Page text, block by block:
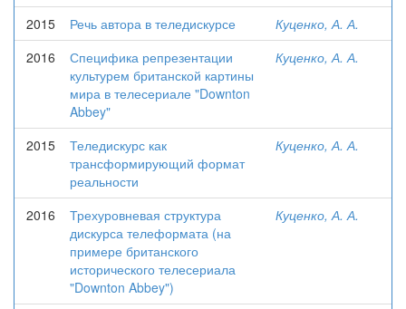
2015 Речь автора в теледискурсе
Куценко, А. А.
2016
Специфика репрезентации
культурем британской картины
мира в телесериале "Downton
Abbey"
Куценко, А. А.
2015
Теледискурс как
трансформирующий формат
реальности
Куценко, А. А.
2016
Трехуровневая структура
дискурса телеформата (на
примере британского
исторического телесериала
"Downton Abbey")
Куценко, А. А.